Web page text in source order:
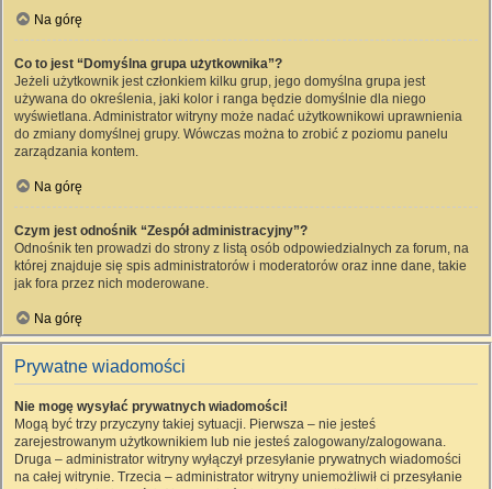
Na górę
Co to jest “Domyślna grupa użytkownika”?
Jeżeli użytkownik jest członkiem kilku grup, jego domyślna grupa jest
używana do określenia, jaki kolor i ranga będzie domyślnie dla niego
wyświetlana. Administrator witryny może nadać użytkownikowi uprawnienia
do zmiany domyślnej grupy. Wówczas można to zrobić z poziomu panelu
zarządzania kontem.
Na górę
Czym jest odnośnik “Zespół administracyjny”?
Odnośnik ten prowadzi do strony z listą osób odpowiedzialnych za forum, na
której znajduje się spis administratorów i moderatorów oraz inne dane, takie
jak fora przez nich moderowane.
Na górę
Prywatne wiadomości
Nie mogę wysyłać prywatnych wiadomości!
Mogą być trzy przyczyny takiej sytuacji. Pierwsza – nie jesteś
zarejestrowanym użytkownikiem lub nie jesteś zalogowany/zalogowana.
Druga – administrator witryny wyłączył przesyłanie prywatnych wiadomości
na całej witrynie. Trzecia – administrator witryny uniemożliwił ci przesyłanie